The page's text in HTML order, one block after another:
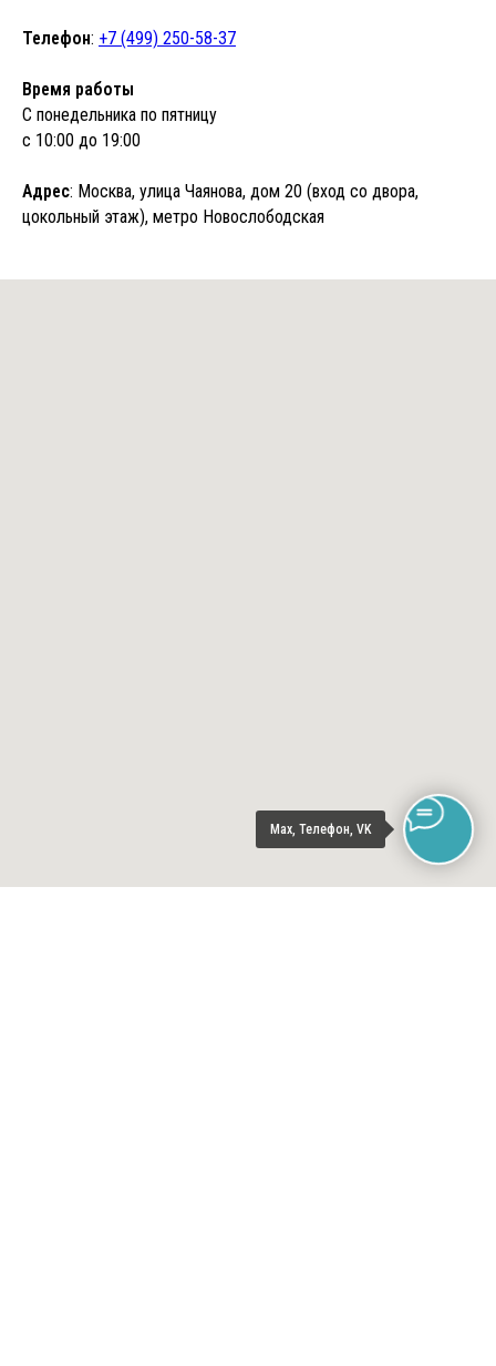
Max, Телефон, VK
Телефон: +7 (499) 250-58-37
Время работы
С понедельника по пятницу
с 10:00 до 19:00
Адрес: Москва, улица Чаянова, дом 20 (вход со двора,
цокольный этаж), метро Новослободская